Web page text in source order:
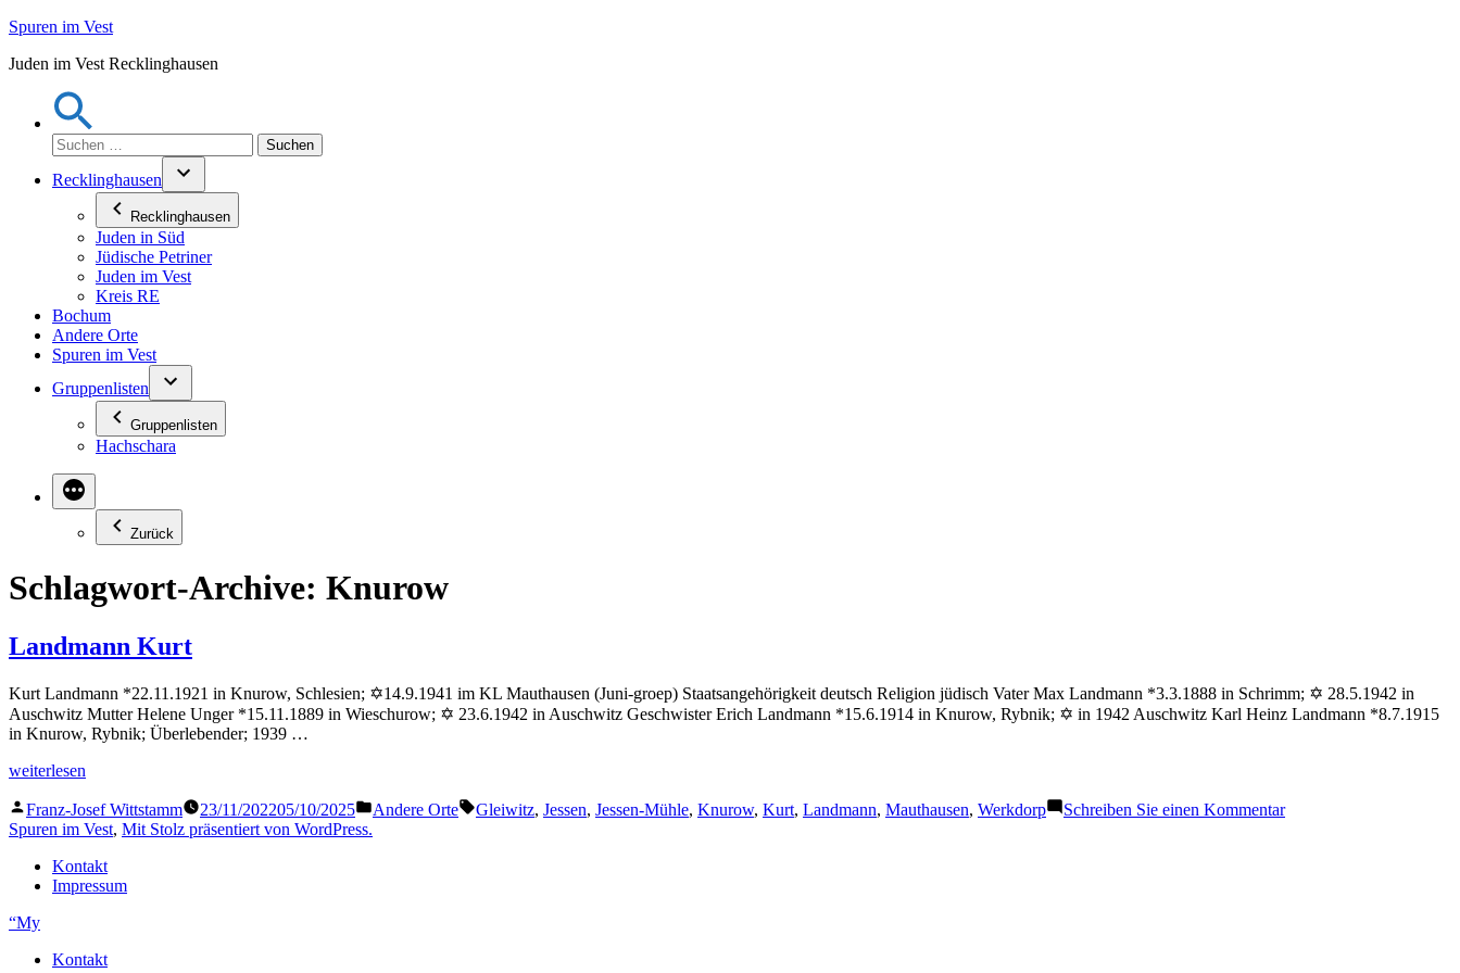
Zum
springen
Spuren im Vest
Juden im Vest Recklinghausen
Suchen
nach:
Recklinghausen
Recklinghausen
Juden in Süd
Jüdische Petriner
Juden im Vest
Kreis RE
Bochum
Andere Orte
Spuren im Vest
Gruppenlisten
Gruppenlisten
Hachschara
Zurück
Schlagwort-Archive: Knurow
Landmann Kurt
Kurt Landmann *22.11.1921 in Knurow, Schlesien; ✡14.9.1941 im KL Mauthausen (Juni-groep) Staatsangehörigkeit deutsch Religion jüdisch Vater Max Landmann *3.3.1888 in Schrimm; ✡ 28.5.1942 in
Auschwitz Mutter Helene Unger *15.11.1889 in Wieschurow; ✡ 23.6.1942 in Auschwitz Geschwister Erich Landmann *15.6.1914 in Knurow, Rybnik; ✡ in 1942 Auschwitz Karl Heinz Landmann *8.7.1915
in Knurow, Rybnik; Überlebender; 1939 …
„Landmann
weiterlesen
Veröffentlicht
von
Franz-Josef Wittstamm 23/11/202205/10/2025
Veröffentlicht
Andere Orte Schlagwörter:
Gleiwitz, Jessen, Jessen-Mühle, Knurow, Kurt, Landmann, Mauthausen, Werkdorp Schreiben Sie einen Kommentarzu
Spuren im Vest, Mit Stolz präsentiert von WordPress.
Kontakt
Impressum
“My
Kontakt